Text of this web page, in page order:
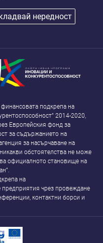
нередност
подкрепа на
2014-2020,
Европейския фонд за
за съдържанието на
за насърчаване на
обстоятелства не може
официалното становище на
на
предприятия чрез провеждане
контактни борси и